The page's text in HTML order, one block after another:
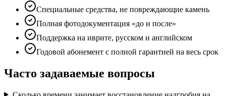
Специальные средства, не повреждающие камень
Полная фотодокументация «до и после»
Поддержка на иврите, русском и английском
Годовой абонемент с полной гарантией на весь срок
Часто задаваемые вопросы